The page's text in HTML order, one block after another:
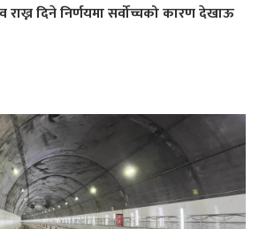
दिने निर्णयमा सर्वोच्चको कारण देखाऊ